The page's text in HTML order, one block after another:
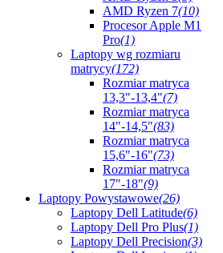
AMD Ryzen 7(10)
Procesor Apple M1
Pro(1)
Laptopy wg rozmiaru
matrycy(172)
Rozmiar matryca
13,3"-13,4"(7)
Rozmiar matryca
14"-14,5"(83)
Rozmiar matryca
15,6"-16"(73)
Rozmiar matryca
17"-18"(9)
Laptopy Powystawowe(26)
Laptopy Dell Latitude(6)
Laptopy Dell Pro Plus(1)
Laptopy Dell Precision(3)